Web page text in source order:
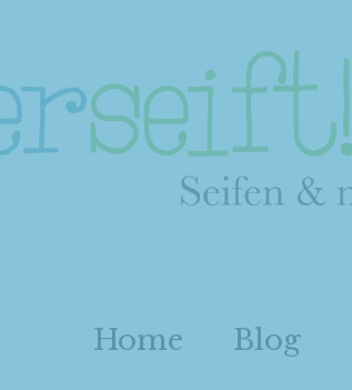
Home Blog